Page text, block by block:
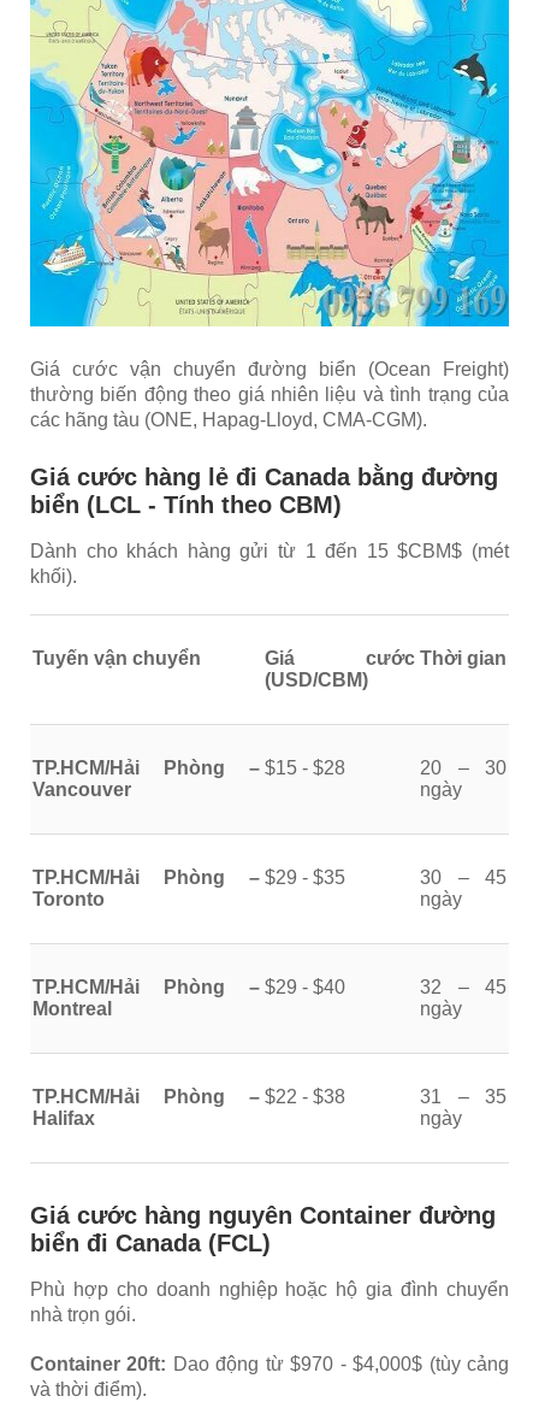
Giá cước vận chuyển đường biển (Ocean Freight)
thường biến động theo giá nhiên liệu và tình trạng của
các hãng tàu (ONE, Hapag-Lloyd, CMA-CGM).
Giá cước hàng lẻ đi Canada bằng đường
biển (LCL - Tính theo CBM)
Dành cho khách hàng gửi từ 1 đến 15 $CBM$ (mét
khối).
Tuyến vận chuyển
Giá cước
(USD/CBM)
Thời gian
TP.HCM/Hải Phòng –
Vancouver
$15 - $28
20 – 30
ngày
TP.HCM/Hải Phòng –
Toronto
$29 - $35
30 – 45
ngày
TP.HCM/Hải Phòng –
Montreal
$29 - $40
32 – 45
ngày
TP.HCM/Hải Phòng –
Halifax
$22 - $38
31 – 35
ngày
Giá cước hàng nguyên Container đường
biển đi Canada (FCL)
Phù hợp cho doanh nghiệp hoặc hộ gia đình chuyển
nhà trọn gói.
Container 20ft: Dao động từ $970 - $4,000$ (tùy cảng
và thời điểm).